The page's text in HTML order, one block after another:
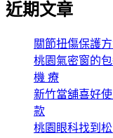
近期文章
關節扭傷保護
桃園氣密窗的
機 療
新竹當舖喜好
款
桃園眼科找到